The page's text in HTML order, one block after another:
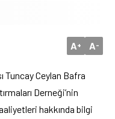
A+ A-
Tuncay Ceylan Bafra
Derneği’nin
hakkında bilgi